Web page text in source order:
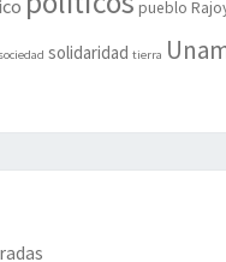
pueblo
sociedad solidaridad tierra